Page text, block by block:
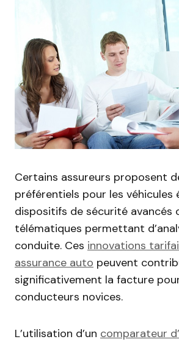
Certains assureurs proposent
préférentiels pour les véhicules
dispositifs de sécurité avancés
télématiques permettant
conduite. Ces innovations
assurance auto peuvent
significativement la facture
conducteurs novices.
L’utilisation d’un comparateur